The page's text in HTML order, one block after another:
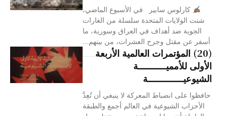
كارلوس سابير في الأسبوع الماضي،
شنت الولايات المتحدة سلسلة من الغارات
الجوية ضد أهداف في العراق وسورية، ما
أسفر عن مقتل وجرح العشرات، من بينهم...
(20) المؤتمرات العالمية الأربعة
الأولى للأمميـــــــــــة
الشيوعيــــــــــــــة
حافظوا على انضباط المعركة لا ينبغي أن تُعِدَّ
الأحزاب الشيوعية في العالم أجمع والطبقة